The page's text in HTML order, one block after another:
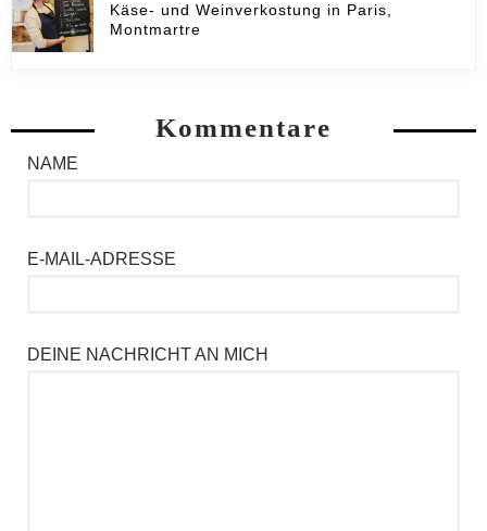
Käse- und Weinverkostung in Paris,
Montmartre
Kommentare
NAME
E-MAIL-ADRESSE
DEINE NACHRICHT AN MICH